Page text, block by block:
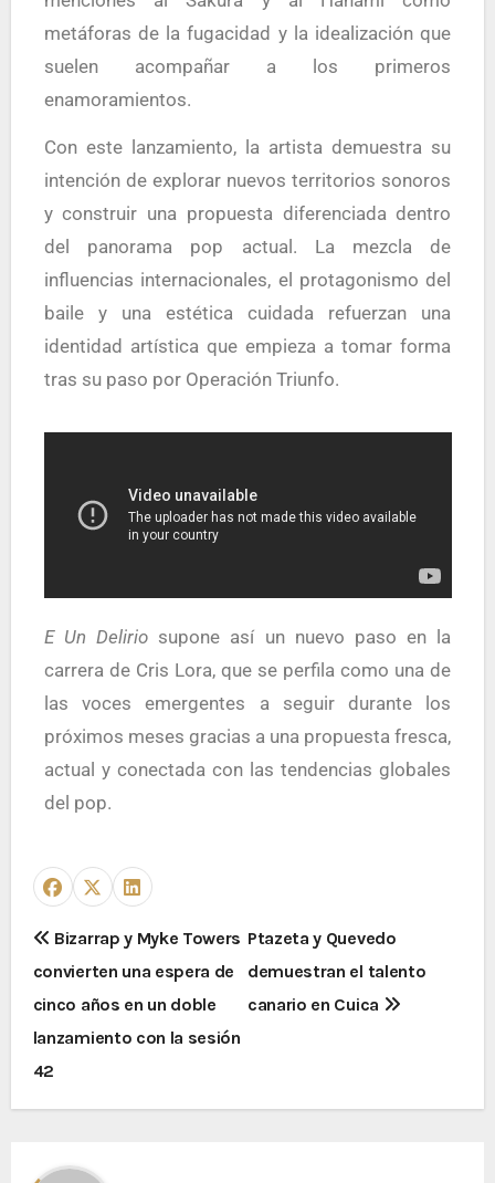
metáforas de la fugacidad y la idealización que
suelen acompañar a los primeros
enamoramientos.
Con este lanzamiento, la artista demuestra su
intención de explorar nuevos territorios sonoros
y construir una propuesta diferenciada dentro
del panorama pop actual. La mezcla de
influencias internacionales, el protagonismo del
baile y una estética cuidada refuerzan una
identidad artística que empieza a tomar forma
tras su paso por Operación Triunfo.
E Un Delirio supone así un nuevo paso en la
carrera de Cris Lora, que se perfila como una de
las voces emergentes a seguir durante los
próximos meses gracias a una propuesta fresca,
actual y conectada con las tendencias globales
del pop.
Bizarrap y Myke Towers
convierten una espera de
cinco años en un doble
lanzamiento con la sesión
42
Ptazeta y Quevedo
demuestran el talento
canario en Cuica